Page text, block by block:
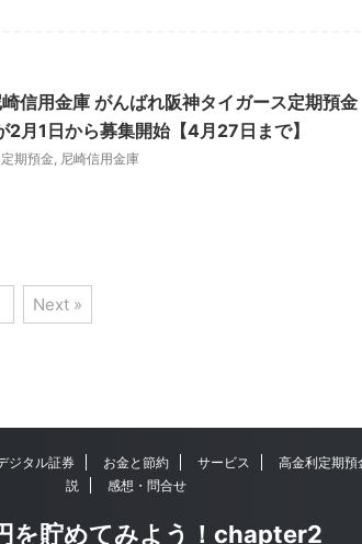
信用金庫 がんばれ阪神タイガース定期預金
2月1日から募集開始【4月27日まで】
定期預金, 尼崎信用金庫
Next »
ジタル証券 お金と節約 サービス 高金利定期預
説
感想・問合せ
を貯めてみよう！chapter2